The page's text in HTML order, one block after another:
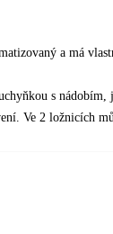
a má
s
Ve 2 ložnicích